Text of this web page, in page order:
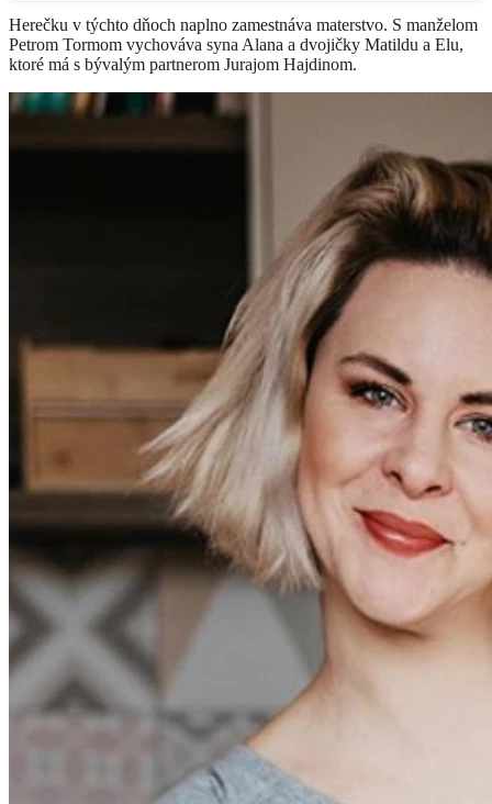
Herečku v týchto dňoch naplno zamestnáva materstvo. S manželom
Petrom Tormom vychováva syna Alana a dvojičky Matildu a Elu,
ktoré má s bývalým partnerom Jurajom Hajdinom.